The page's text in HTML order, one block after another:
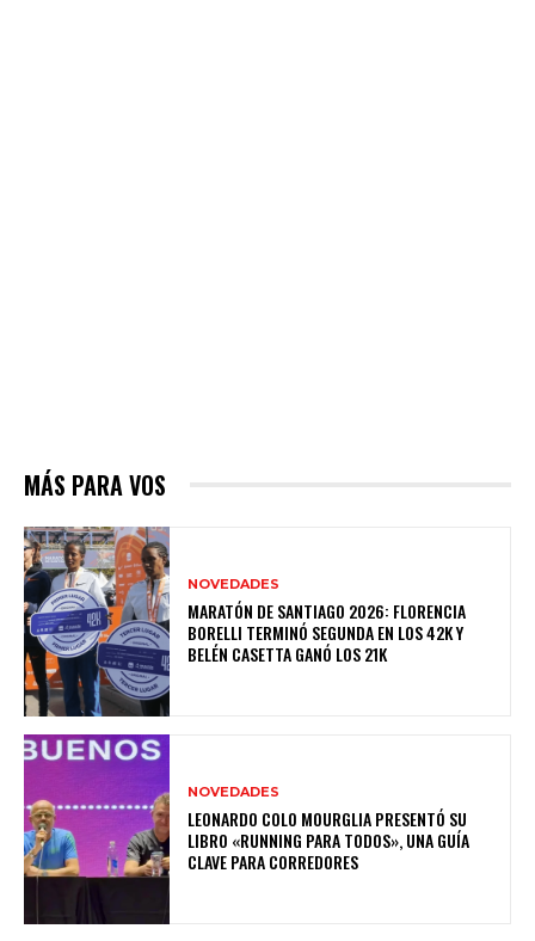
MÁS PARA VOS
NOVEDADES
MARATÓN DE SANTIAGO 2026: FLORENCIA
BORELLI TERMINÓ SEGUNDA EN LOS 42K Y
BELÉN CASETTA GANÓ LOS 21K
NOVEDADES
LEONARDO COLO MOURGLIA PRESENTÓ SU
LIBRO «RUNNING PARA TODOS», UNA GUÍA
CLAVE PARA CORREDORES